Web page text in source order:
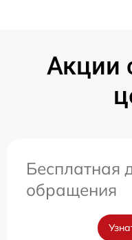
Акции
Бесплатная
обращения